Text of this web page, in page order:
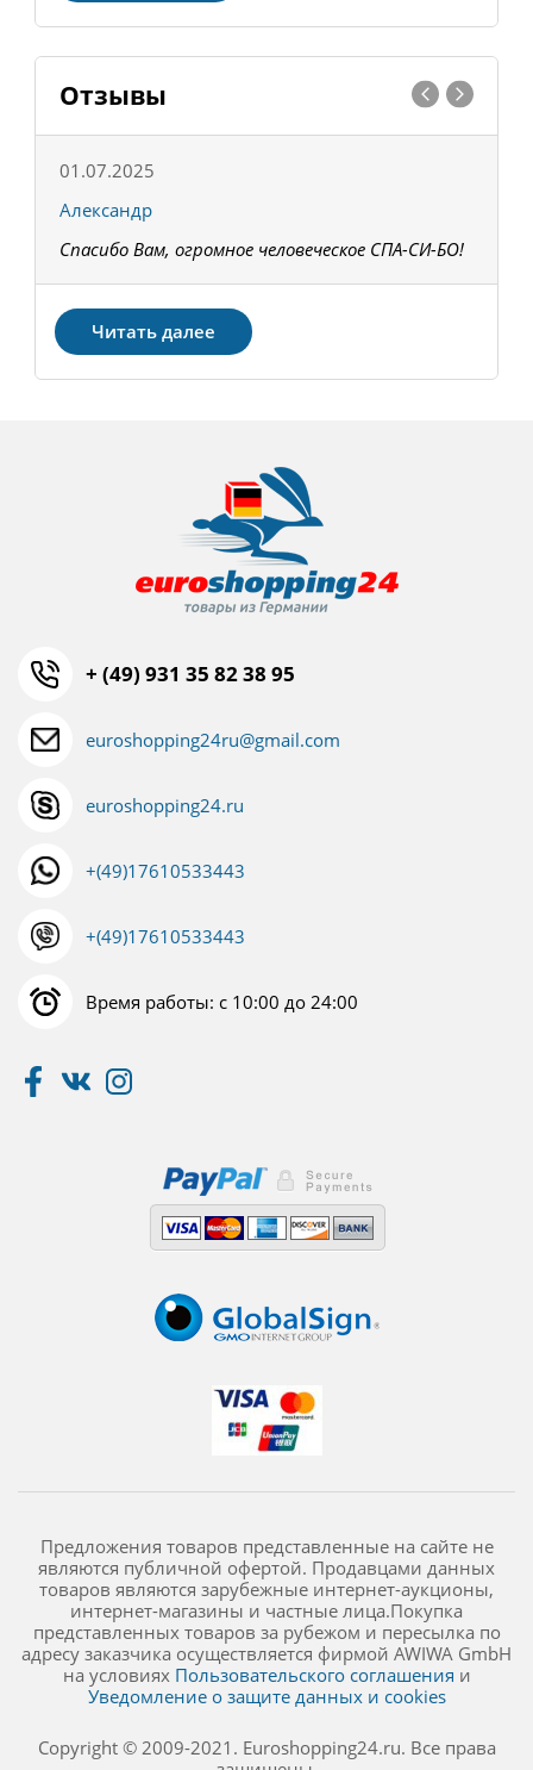
Отзывы
01.07.2025
Александр
Спасибо Вам, огромное человеческое СПА-СИ-БО!
Читать далее
+ (49) 931 35 82 38 95
euroshopping24ru@gmail.com
euroshopping24.ru
+(49)17610533443
+(49)17610533443
Время работы: с 10:00 до 24:00
Предложения товаров представленные на сайте не
являются публичной офертой. Продавцами данных
товаров являются зарубежные интернет-аукционы,
интернет-магазины и частные лица.Покупка
представленных товаров за рубежом и пересылка по
адресу заказчика осуществляется фирмой AWIWA GmbH
на условиях Пользовательского соглашения и
Уведомление о защите данных и cookies
Copyright © 2009-2021. Euroshopping24.ru. Все права